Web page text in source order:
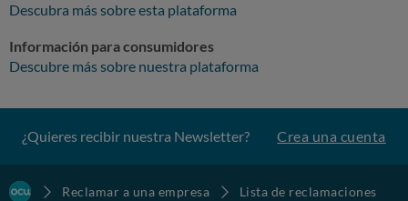
Descubra más sobre esta plataforma
Información para consumidores
Descubre más sobre nuestra plataforma
¿Quieres recibir nuestra Newsletter? Crea una cuenta
Reclamar a una empresa
Lista de reclamaciones